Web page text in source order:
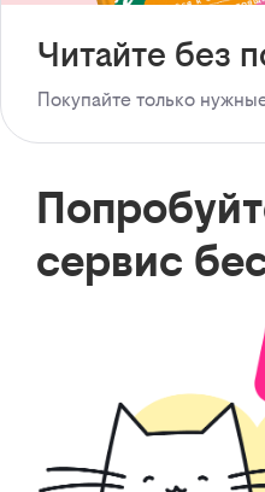
Читайте без
Покупайте только
сервис